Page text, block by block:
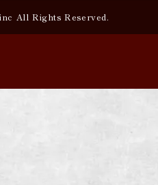
All Rights Reserved.